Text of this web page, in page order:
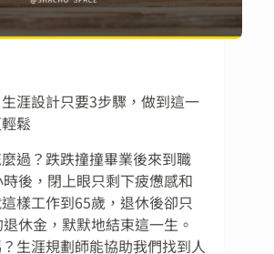
涯設計只要3步驟，做到這一
鬆
過？跌跌撞撞畢業後來到職
後，閉上眼只剩下疲憊感和
樣工作到65歲，退休後卻只
休金，默默地結束這一生。
生涯規劃師能協助我們找到人